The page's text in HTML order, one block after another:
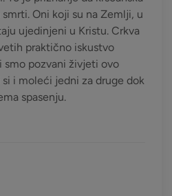
Oni koji su na Zemlji, u
ujedinjeni u Kristu. Crkva
praktično iskustvo
smo pozvani živjeti ovo
i moleći jedni za druge dok
spasenju.